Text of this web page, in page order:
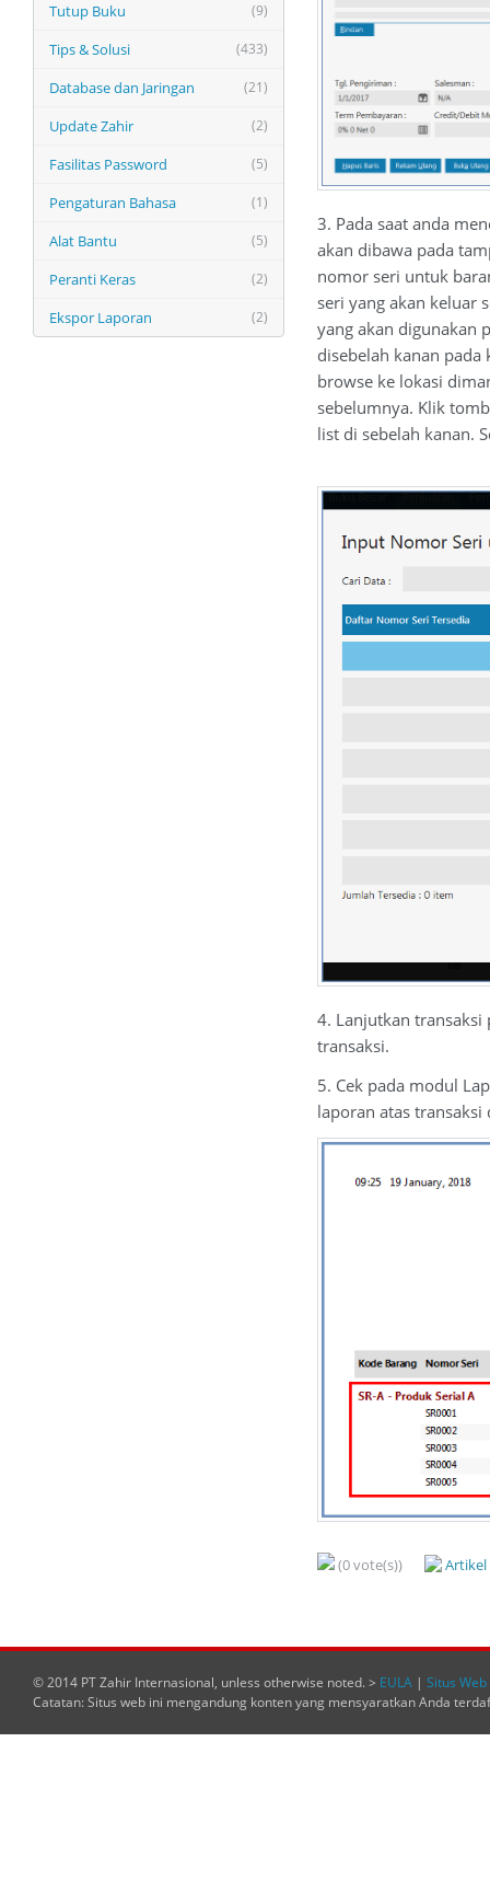
(9)
Tutup Buku
(433)
Tips & Solusi
(21)
Database dan Jaringan
(2)
Update Zahir
(5)
Fasilitas Password
(1)
Pengaturan Bahasa
(5)
Alat Bantu
(2)
Peranti Keras
(2)
Ekspor Laporan
3. Pada saat anda
akan dibawa pada
nomor seri untuk
seri yang akan keluar
yang akan digunakan
disebelah kanan
browse ke lokasi
sebelumnya. Klik
list di sebelah kanan.
4. Lanjutkan
transaksi.
5. Cek pada modul
laporan atas transaksi
(0 vote(s))
© 2014 PT Zahir Internasional, unless otherwise noted. > EULA | Situs
Catatan: Situs web ini mengandung konten yang mensyaratkan Anda